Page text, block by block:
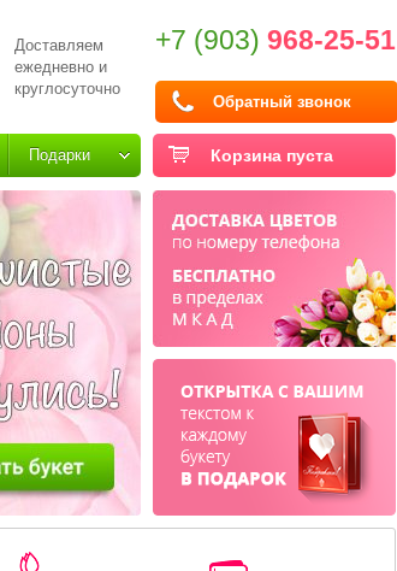
Доставляем
ежедневно и
круглосуточно
+7 (903) 968-25-51
Обратный звонок
Корзина пуста
Подарки